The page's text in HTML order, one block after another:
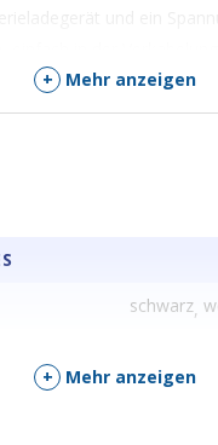
und Geduld beweisen.
+ Mehr anzeigen
schwarz,
+ Mehr anzeigen